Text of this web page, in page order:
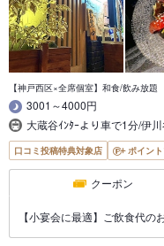
【神戸西区×全席個室】和食/飲み放題
3001～4000円
大蔵谷ｲﾝﾀｰより車で1分/伊
口コミ投稿特典対象店 ポイン
クーポン
【小宴会に最適】ご飲食代の